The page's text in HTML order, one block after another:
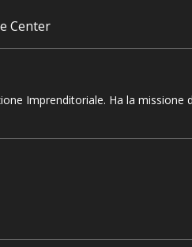
Center
Imprenditoriale. Ha la missione